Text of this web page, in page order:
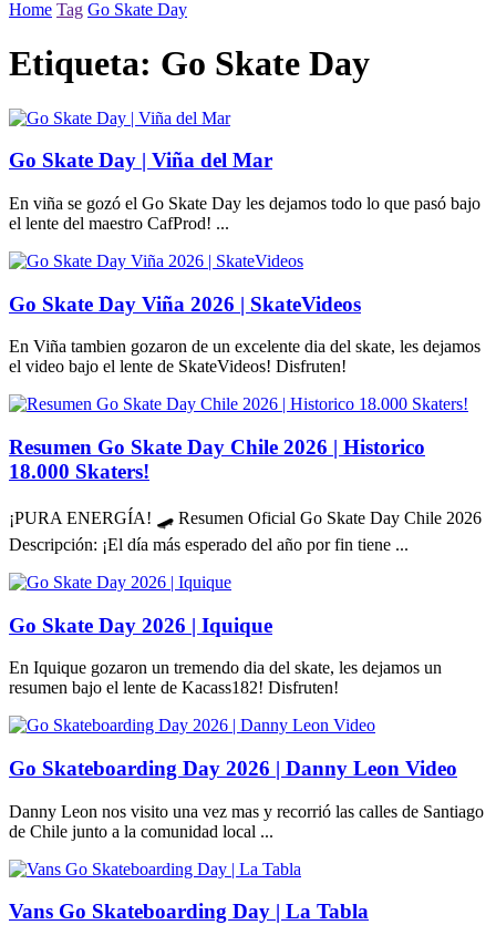
Home Tag Go Skate Day
Etiqueta: Go Skate Day
Go Skate Day | Viña del Mar
En viña se gozó el Go Skate Day les dejamos todo lo que pasó bajo
el lente del maestro CafProd! ...
Go Skate Day Viña 2026 | SkateVideos
En Viña tambien gozaron de un excelente dia del skate, les dejamos
el video bajo el lente de SkateVideos! Disfruten!
Resumen Go Skate Day Chile 2026 | Historico
18.000 Skaters!
¡PURA ENERGÍA! 🛹 Resumen Oficial Go Skate Day Chile 2026
Descripción: ¡El día más esperado del año por fin tiene ...
Go Skate Day 2026 | Iquique
En Iquique gozaron un tremendo dia del skate, les dejamos un
resumen bajo el lente de Kacass182! Disfruten!
Go Skateboarding Day 2026 | Danny Leon Video
Danny Leon nos visito una vez mas y recorrió las calles de Santiago
de Chile junto a la comunidad local ...
Vans Go Skateboarding Day | La Tabla